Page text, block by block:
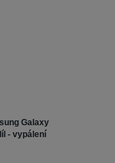
Galaxy
- vypálení